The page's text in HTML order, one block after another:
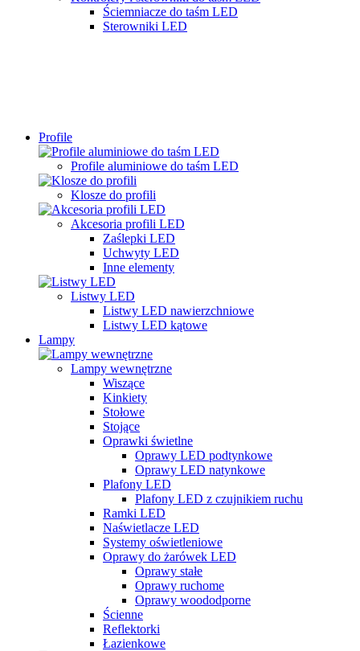
Ściemniacze do taśm LED
Sterowniki LED
Profile
Profile aluminiowe do taśm LED
Klosze do profili
Akcesoria profili LED
Zaślepki LED
Uchwyty LED
Inne elementy
Listwy LED
Listwy LED nawierzchniowe
Listwy LED kątowe
Lampy
Lampy wewnętrzne
Wiszące
Kinkiety
Stołowe
Stojące
Oprawki świetlne
Oprawy LED podtynkowe
Oprawy LED natynkowe
Plafony LED
Plafony LED z czujnikiem ruchu
Ramki LED
Naświetlacze LED
Systemy oświetleniowe
Oprawy do żarówek LED
Oprawy stałe
Oprawy ruchome
Oprawy woododporne
Ścienne
Reflektorki
Łazienkowe